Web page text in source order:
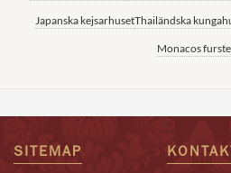
Japanska kejsarhusetThailändska
Monacos
SITEMAP